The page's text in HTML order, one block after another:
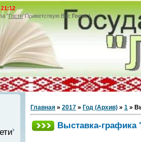
"Гости"Приветствую Вас Гость|
Главная » 2017 » Год (Архив) » 1 »
Выставка-